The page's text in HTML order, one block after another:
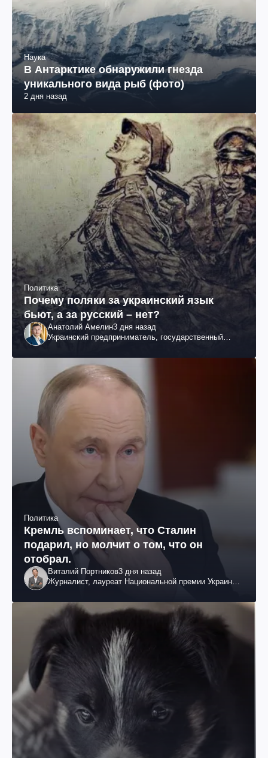
Наука
В Антарктике обнаружили гнезда
уникального вида рыб (фото)
2 дня назад
Политика
Почему поляки за украинский язык
бьют, а за русский – нет?
Анатолий Амелин3 дня назад
Украинский предприниматель, государственный
Политика
Кремль вспоминает, что Сталин
подарил, но молчит о том, что он
отобрал.
Виталий Портников3 дня назад
Журналист, лауреат Национальной премии Украины